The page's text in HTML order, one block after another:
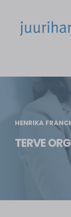
HENRIKA
TERVE